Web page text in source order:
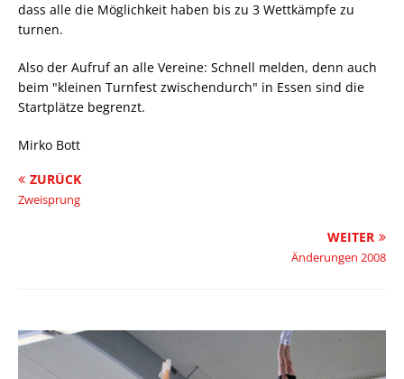
dass alle die Möglichkeit haben bis zu 3 Wettkämpfe zu
turnen.
Also der Aufruf an alle Vereine: Schnell melden, denn auch
beim "kleinen Turnfest zwischendurch" in Essen sind die
Startplätze begrenzt.
Mirko Bott
ZURÜCK
Zweisprung
WEITER
Änderungen 2008